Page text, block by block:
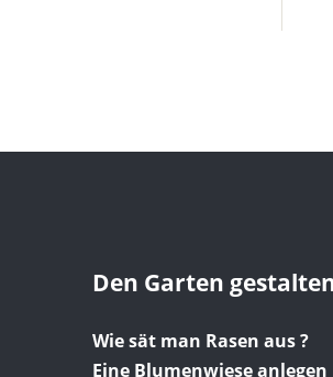
Den Garten
Wie sät man Rasen aus ?
Eine Blumenwiese anlegen